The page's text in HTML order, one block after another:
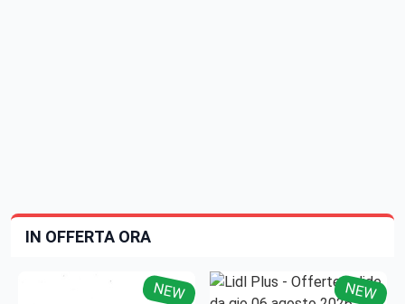
IN OFFERTA ORA
NEW NEW